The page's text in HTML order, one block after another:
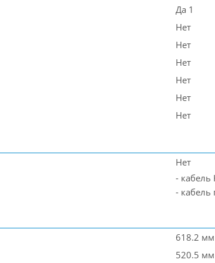
Да 1
Нет
Нет
Нет
Нет
Нет
Нет
Нет
- кабель
- кабель
618.2 мм
520.5 мм